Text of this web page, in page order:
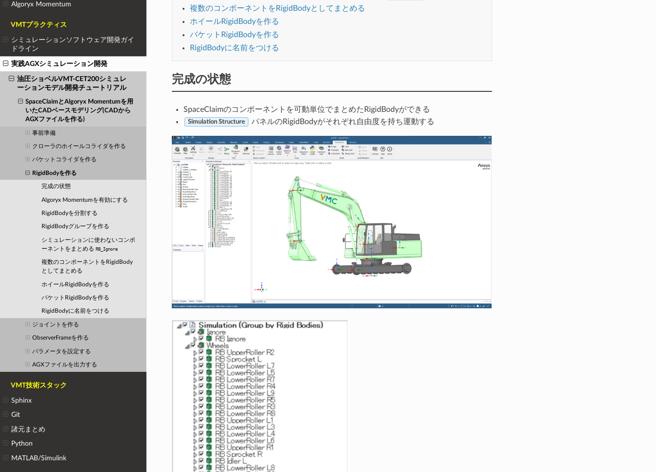
Algoryx Momentum
VMTプラクティス
シミュレーションソフトウェア開発ガイ
ドライン
実践AGXシミュレーション開発
油圧ショベルVMT-CET200シミュレ
ーションモデル開発チュートリアル
SpaceClaimとAlgoryx Momentumを用
いたCADベースモデリング(CADから
AGXファイルを作る)
事前準備
クローラのホイールコライダを作る
バケットコライダを作る
RigidBodyを作る
完成の状態
Algoryx Momentumを有効にする
RigidBodyを分割する
RigidBodyグループを作る
シミュレーションに使わないコンポ
ーネントをまとめる RB_Ignore
複数のコンポーネントをRigidBody
としてまとめる
ホイールRigidBodyを作る
バケットRigidBodyを作る
RigidBodyに名前をつける
ジョイントを作る
ObserverFrameを作る
パラメータを設定する
AGXファイルを出力する
VMT技術スタック
Sphinx
Git
諸元まとめ
Python
MATLAB/Simulink
複数のコンポーネントをRigidBodyとしてまとめる
ホイールRigidBodyを作る
バケットRigidBodyを作る
RigidBodyに名前をつける
完成の状態
SpaceClaimのコンポーネントを可動単位でまとめたRigidBodyができる
Simulation Structure パネルのRigidBodyがそれぞれ自由度を持ち運動する